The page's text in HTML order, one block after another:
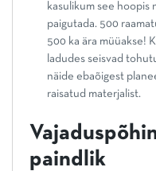
kasulikum see hoopis
paigutada. 500
500 ka ära müüakse!
ladudes seisvad
näide ebaõigest
raisatud materjalist.
paindlik